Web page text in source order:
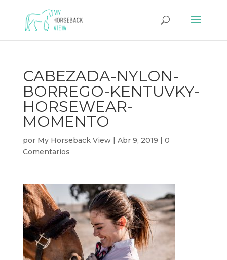
CABEZADA-NYLON-
BORREGO-KENTUVKY-
HORSEWEAR-
MOMENTO
por My Horseback View| Abr 9, 2019 | 0
Comentarios